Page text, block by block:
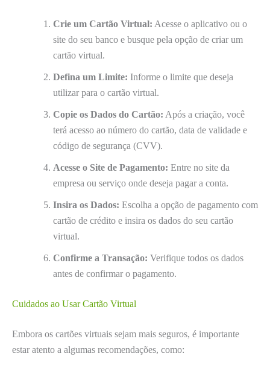
Crie um Cartão Virtual: Acesse o aplicativo ou o
site do seu banco e busque pela opção de criar um
cartão virtual.
Defina um Limite: Informe o limite que deseja
utilizar para o cartão virtual.
Copie os Dados do Cartão: Após a criação, você
terá acesso ao número do cartão, data de validade e
código de segurança (CVV).
Acesse o Site de Pagamento: Entre no site da
empresa ou serviço onde deseja pagar a conta.
Insira os Dados: Escolha a opção de pagamento com
cartão de crédito e insira os dados do seu cartão
virtual.
Confirme a Transação: Verifique todos os dados
antes de confirmar o pagamento.
Cuidados ao Usar Cartão Virtual
Embora os cartões virtuais sejam mais seguros, é importante
estar atento a algumas recomendações, como: